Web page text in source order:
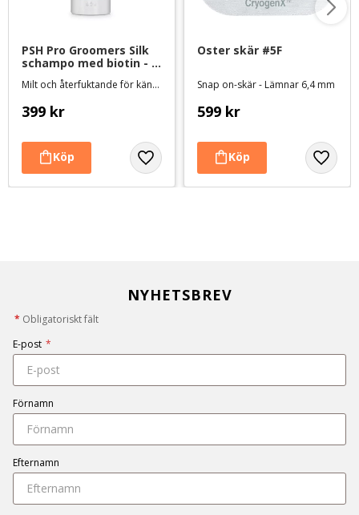
PSH Pro Groomers Silk
schampo med biotin - 1
Milt och återfuktande för känslig päls och hud
399 kr
Oster skär #5F
Snap on-skär - Lämnar 6,4 mm
599 kr
NYHETSBREV
* Obligatoriskt fält
E-post *
Förnamn
Efternamn